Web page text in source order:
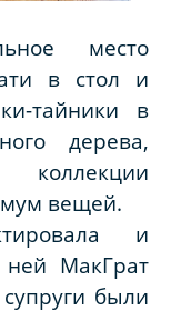
место
в стол и
тайники в
дерева,
коллекции
вещей.
и
МакГрат
были